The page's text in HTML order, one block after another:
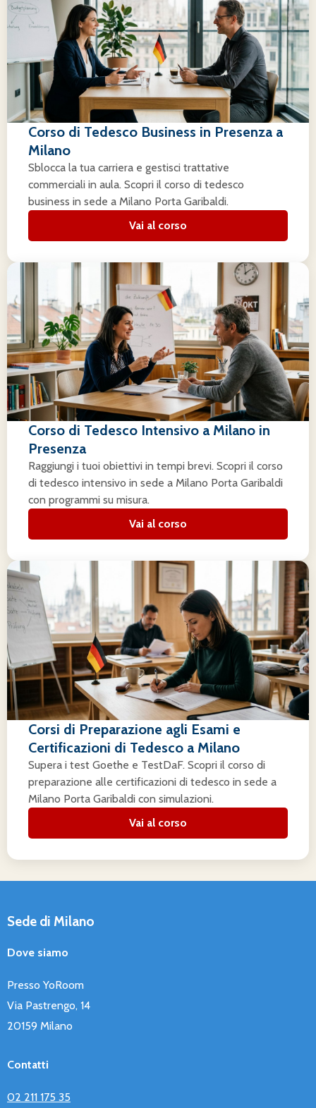
Corso di Tedesco Business in Presenza a
Milano
Sblocca la tua carriera e gestisci trattative
commerciali in aula. Scopri il corso di tedesco
business in sede a Milano Porta Garibaldi.
Vai al corso
Corso di Tedesco Intensivo a Milano in
Presenza
Raggiungi i tuoi obiettivi in tempi brevi. Scopri il corso
di tedesco intensivo in sede a Milano Porta Garibaldi
con programmi su misura.
Vai al corso
Corsi di Preparazione agli Esami e
Certificazioni di Tedesco a Milano
Supera i test Goethe e TestDaF. Scopri il corso di
preparazione alle certificazioni di tedesco in sede a
Milano Porta Garibaldi con simulazioni.
Vai al corso
Sede di Milano
Dove siamo
Presso YoRoom
Via Pastrengo, 14
20159 Milano
Contatti
02 211 175 35